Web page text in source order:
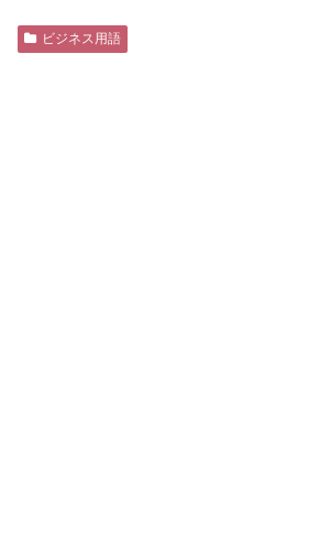
ビジネス用語